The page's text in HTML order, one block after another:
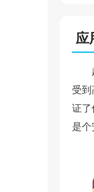
应
受
证了
是个